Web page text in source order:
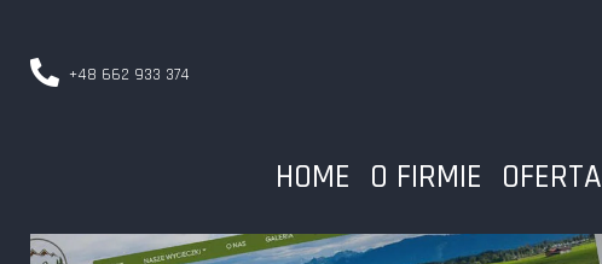
+48 662 933 374
HOME O FIRMIE OFERTA